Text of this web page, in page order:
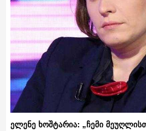
ელენე ხოშტარია: „ჩემი